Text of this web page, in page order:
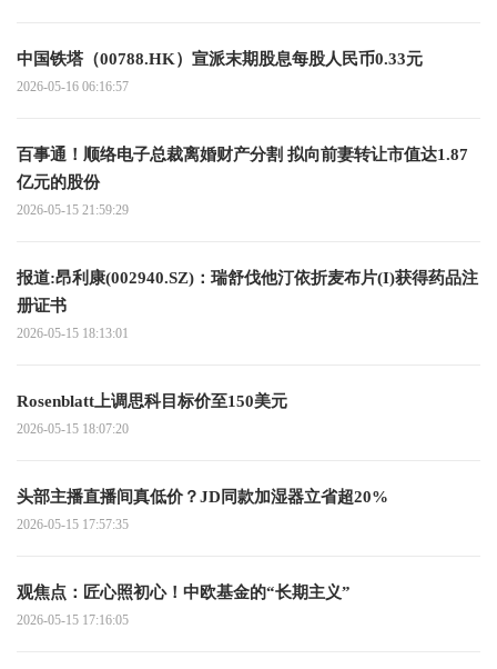
中国铁塔（00788.HK）宣派末期股息每股人民币0.33元
2026-05-16 06:16:57
百事通！顺络电子总裁离婚财产分割 拟向前妻转让市值达1.87
亿元的股份
2026-05-15 21:59:29
报道:昂利康(002940.SZ)：瑞舒伐他汀依折麦布片(I)获得药品注
册证书
2026-05-15 18:13:01
Rosenblatt上调思科目标价至150美元
2026-05-15 18:07:20
头部主播直播间真低价？JD同款加湿器立省超20%
2026-05-15 17:57:35
观焦点：匠心照初心！中欧基金的“长期主义”
2026-05-15 17:16:05